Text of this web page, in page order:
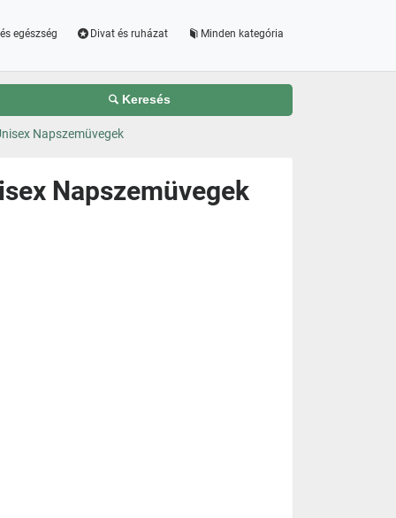
egészség Divat és ruházat Minden kategória
Keresés
Napszemüvegek
Napszemüvegek